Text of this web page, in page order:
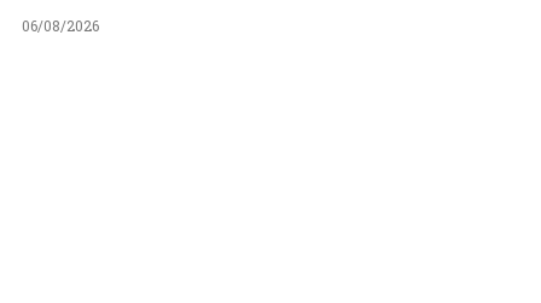
06/08/2026